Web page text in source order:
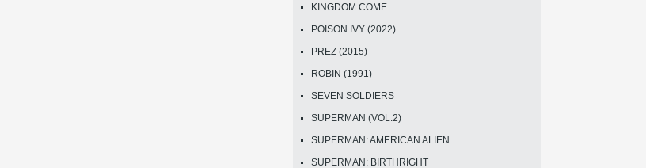
KINGDOM COME
POISON IVY (2022)
PREZ (2015)
ROBIN (1991)
SEVEN SOLDIERS
SUPERMAN (VOL.2)
SUPERMAN: AMERICAN ALIEN
SUPERMAN: BIRTHRIGHT